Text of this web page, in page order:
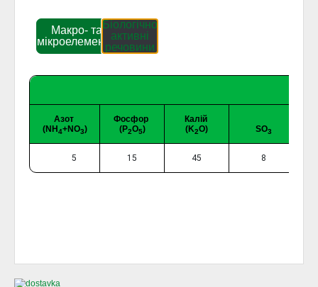
Макро- та
мікроелементи
Біологічно
активні
речовини
Азот
(NH 4+NO3)
Фосфор
(P2O5)
Калій
(K2O) SO3
5 15 45 8